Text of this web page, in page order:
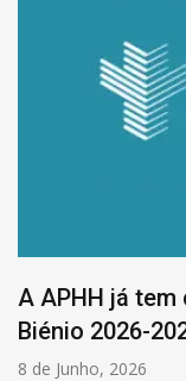
A APHH já
Biénio 2026-
8 de Junho, 2026